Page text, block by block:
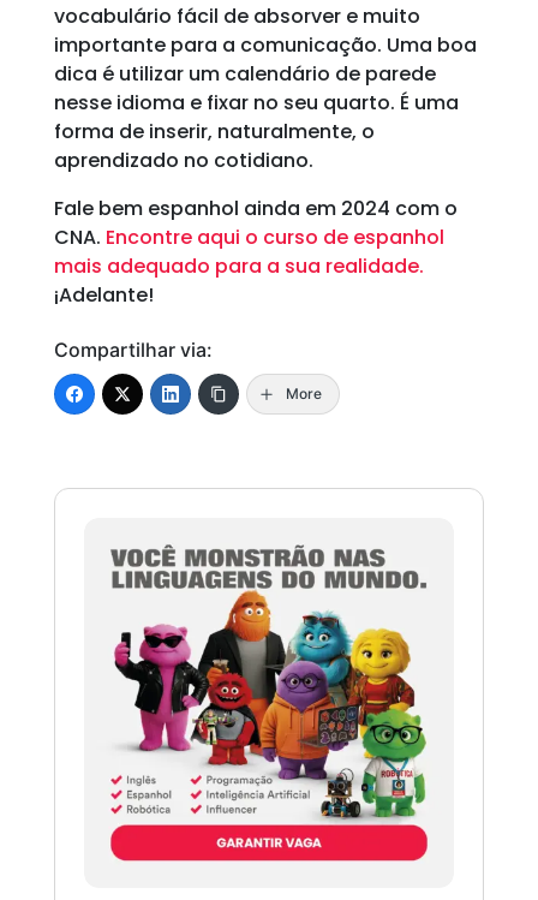
vocabulário fácil de absorver e muito
importante para a comunicação. Uma boa
dica é utilizar um calendário de parede
nesse idioma e fixar no seu quarto. É uma
forma de inserir, naturalmente, o
aprendizado no cotidiano.
Fale bem espanhol ainda em 2024 com o
CNA. Encontre aqui o curso de espanhol
mais adequado para a sua realidade.
¡Adelante!
Compartilhar via:
More